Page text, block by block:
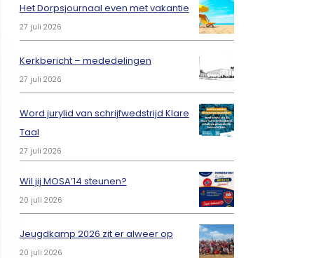
Het Dorpsjournaal even met vakantie
27 juli 2026
Kerkbericht – mededelingen
27 juli 2026
Word jurylid van schrijfwedstrijd Klare
Taal
27 juli 2026
Wil jij MOSA’14 steunen?
20 juli 2026
Jeugdkamp 2026 zit er alweer op
20 juli 2026